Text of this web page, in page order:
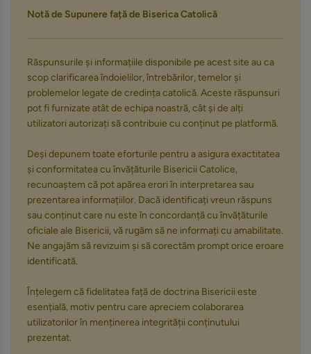
Notă de Supunere față de Biserica Catolică
Răspunsurile și informațiile disponibile pe acest site au ca
scop clarificarea îndoielilor, întrebărilor, temelor și
problemelor legate de credința catolică. Aceste răspunsuri
pot fi furnizate atât de echipa noastră, cât și de alți
utilizatori autorizați să contribuie cu conținut pe platformă.
Deși depunem toate eforturile pentru a asigura exactitatea
și conformitatea cu învățăturile Bisericii Catolice,
recunoaștem că pot apărea erori în interpretarea sau
prezentarea informațiilor. Dacă identificați vreun răspuns
sau conținut care nu este în concordanță cu învățăturile
oficiale ale Bisericii, vă rugăm să ne informați cu amabilitate.
Ne angajăm să revizuim și să corectăm prompt orice eroare
identificată.
Înțelegem că fidelitatea față de doctrina Bisericii este
esențială, motiv pentru care apreciem colaborarea
utilizatorilor în menținerea integrității conținutului
prezentat.